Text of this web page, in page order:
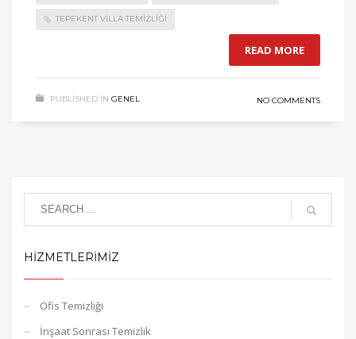
TEPEKENT VILLA TEMIZLIĞI
READ MORE
PUBLISHED IN GENEL NO COMMENTS
HIZMETLERIMIZ
Ofis Temizliği
İnşaat Sonrası Temizlik